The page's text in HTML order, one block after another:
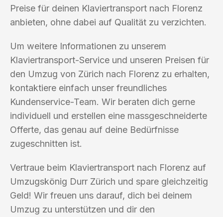
Preise für deinen Klaviertransport nach Florenz
anbieten, ohne dabei auf Qualität zu verzichten.
Um weitere Informationen zu unserem
Klaviertransport-Service und unseren Preisen für
den Umzug von Zürich nach Florenz zu erhalten,
kontaktiere einfach unser freundliches
Kundenservice-Team. Wir beraten dich gerne
individuell und erstellen eine massgeschneiderte
Offerte, das genau auf deine Bedürfnisse
zugeschnitten ist.
Vertraue beim Klaviertransport nach Florenz auf
Umzugskönig Durr Zürich und spare gleichzeitig
Geld! Wir freuen uns darauf, dich bei deinem
Umzug zu unterstützen und dir den